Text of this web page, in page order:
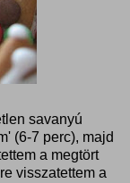
savanyú
(6-7 perc), majd
a megtört
visszatettem a